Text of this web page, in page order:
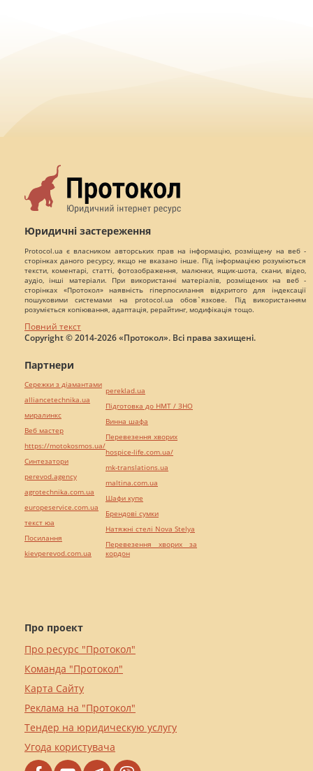
Юридичні застереження
Protocol.ua є власником авторських прав на інформацію, розміщену на веб -
сторінках даного ресурсу, якщо не вказано інше. Під інформацією розуміються
тексти, коментарі, статті, фотозображення, малюнки, ящик-шота, скани, відео,
аудіо, інші матеріали. При використанні матеріалів, розміщених на веб -
сторінках «Протокол» наявність гіперпосилання відкритого для індексації
пошуковими системами на protocol.ua обов`язкове. Під використанням
розуміється копіювання, адаптація, рерайтинг, модифікація тощо.
Повний текст
Copyright © 2014-2026 «Протокол». Всі права захищені.
Про проект
Про ресурс "Протокол"
Команда "Протокол"
Карта Сайту
Реклама на "Протокол"
Тендер на юридическую услугу
Угода користувача
Партнери
Сережки з діамантами
alliancetechnika.ua
миралинкс
Веб мастер
https://motokosmos.ua/
Синтезатори
perevod.agency
agrotechnika.com.ua
europeservice.com.ua
текст юа
Посилання
kievperevod.com.ua
pereklad.ua
Підготовка до НМТ / ЗНО
Винна шафа
Перевезення хворих
hospice-life.com.ua/
mk-translations.ua
maltina.com.ua
Шафи купе
Брендові сумки
Натяжні стелі Nova Stelya
Перевезення хворих за
кордон